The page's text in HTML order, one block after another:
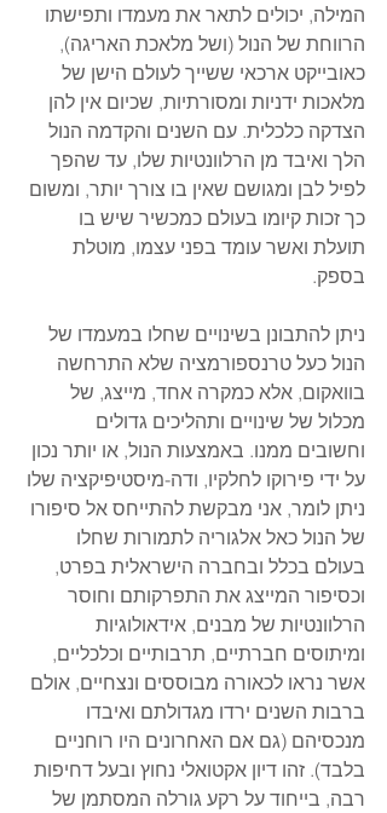
המילה, יכולים לתאר את מעמדו ותפישתו
הרווחת של הנול (ושל מלאכת האריגה),
כאובייקט ארכאי ששייך לעולם הישן של
מלאכות ידניות ומסורתיות, שכיום אין להן
הצדקה כלכלית. עם השנים והקדמה הנול
הלך ואיבד מן הרלוונטיות שלו, עד שהפך
לפיל לבן ומגושם שאין בו צורך יותר, ומשום
כך זכות קיומו בעולם כמכשיר שיש בו
תועלת ואשר עומד בפני עצמו, מוטלת
בספק.
ניתן להתבונן בשינויים שחלו במעמדו של
הנול כעל טרנספורמציה שלא התרחשה
בוואקום, אלא כמקרה אחד, מייצג, של
מכלול של שינויים ותהליכים גדולים
וחשובים ממנו. באמצעות הנול, או יותר נכון
על ידי פירוקו לחלקיו, ודה-מיסטיפיקציה שלו
ניתן לומר, אני מבקשת להתייחס אל סיפורו
של הנול כאל אלגוריה לתמורות שחלו
בעולם בכלל ובחברה הישראלית בפרט,
וכסיפור המייצג את התפרקותם וחוסר
הרלוונטיות של מבנים, אידאולוגיות
ומיתוסים חברתיים, תרבותיים וכלכליים,
אשר נראו לכאורה מבוססים ונצחיים, אולם
ברבות השנים ירדו מגדולתם ואיבדו
מנכסיהם (גם אם האחרונים היו רוחניים
בלבד). זהו דיון אקטואלי נחוץ ובעל דחיפות
רבה, בייחוד על רקע גורלה המסתמן של